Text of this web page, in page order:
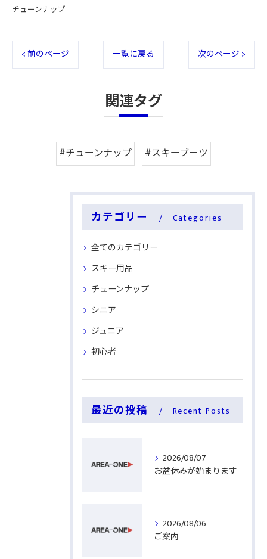
チューンナップ
< 前のページ 一覧に戻る 次のページ >
関連タグ
#チューンナップ #スキーブーツ
カテゴリー Categories
全てのカテゴリー
スキー用品
チューンナップ
シニア
ジュニア
初心者
最近の投稿 Recent Posts
2026/08/07
お盆休みが始まります
2026/08/06
ご案内